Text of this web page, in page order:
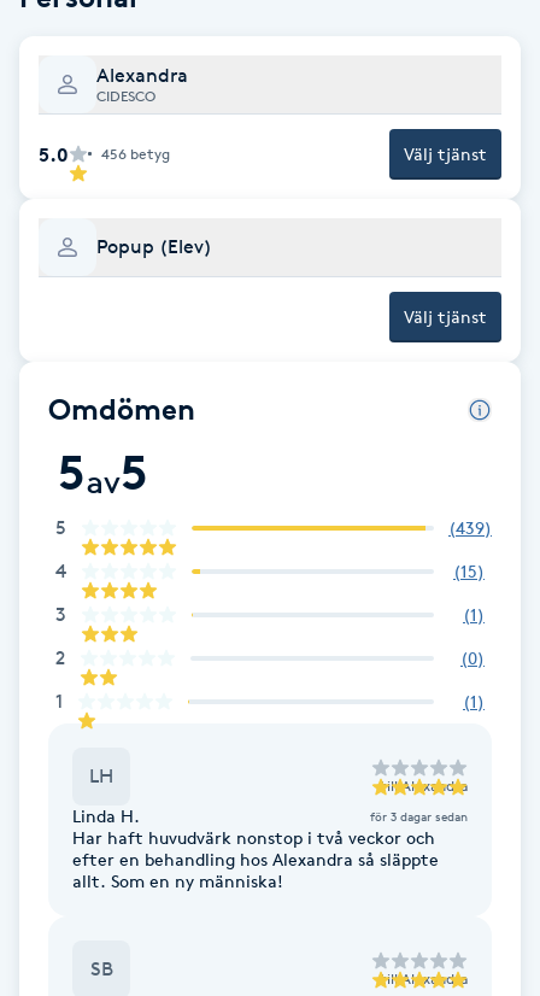
Gel naglar
Gelenaglar
Gellack
Gravidyoga
Gruppträning
Gua Sha-massage
Hatha Yoga
Healing
Herrklippning
Alexandra
CIDESCO
5.0 456 betyg Välj tjänst
Popup (Elev)
Välj tjänst
Omdömen
5av5
5 (439)
4 (15)
3 (1)
2 (0)
1 (1)
LH till Alexandra
Linda H. för 3 dagar sedan
Har haft huvudvärk nonstop i två veckor och
efter en behandling hos Alexandra så släppte
allt. Som en ny människa!
SB till Alexandra